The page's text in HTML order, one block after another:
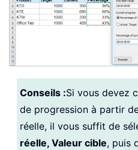
Conseils :Si vous devez
de progression à partir
réelle, il vous suffit de
réelle, Valeur cible, puis